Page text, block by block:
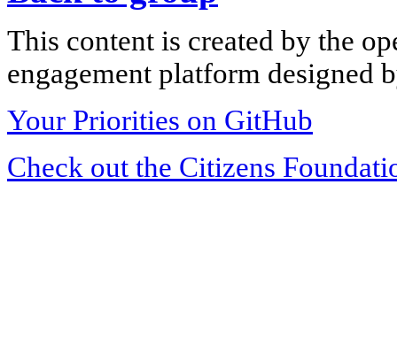
This content is created by the
engagement platform designed
Your Priorities on GitHub
Check out the Citizens